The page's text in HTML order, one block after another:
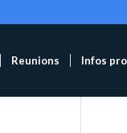
Reunions Infos